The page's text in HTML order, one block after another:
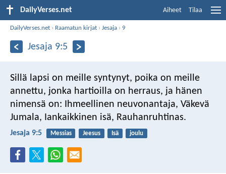
DailyVerses.net Aiheet Tilaa
DailyVerses.net › Raamatun kirjat ›Jesaja › 9
Jesaja 9:5
Sillä lapsi on meille syntynyt, poika on meille
annettu, jonka hartioilla on herraus, ja hänen
nimensä on: Ihmeellinen neuvonantaja, Väkevä
Jumala, Iankaikkinen isä, Rauhanruhtinas.
Jesaja 9:5 Messias Jeesus Isä joulu